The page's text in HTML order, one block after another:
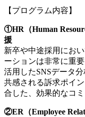
【プログラム内容】
①HR（Human
援
新卒や中途採用にお
ーションは非常に重
活用したSNSデータ
共感される訴求ポイ
合した、効果的なコ
②ER（Employee